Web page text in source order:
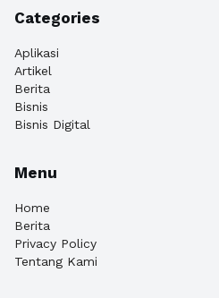
Categories
Aplikasi
Artikel
Berita
Bisnis
Bisnis Digital
Menu
Home
Berita
Privacy Policy
Tentang Kami